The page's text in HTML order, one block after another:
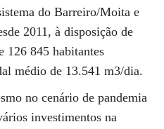
do Barreiro/Moita e
2011, à disposição de
126 845 habitantes
médio de 13.541 m3/dia.
no cenário de pandemia
investimentos na